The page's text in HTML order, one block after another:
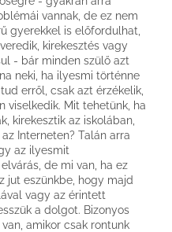
vannak, de ez nem
gyerekkel is előfordulhat,
kirekesztés vagy
- bár minden szülő azt
neki, ha ilyesmi történne
erről, csak azt érzékelik,
viselkedik. Mit tehetünk, ha
kirekesztik az iskolában,
Interneten? Talán arra
az ilyesmit
de mi van, ha ez
jut eszünkbe, hogy majd
vagy az érintett
a dolgot. Bizonyos
amikor csak rontunk